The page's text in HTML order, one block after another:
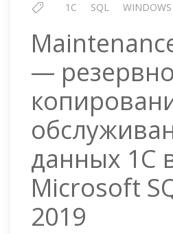
1C SQL WINDOWS
—
данных 1С
Microsoft
2019